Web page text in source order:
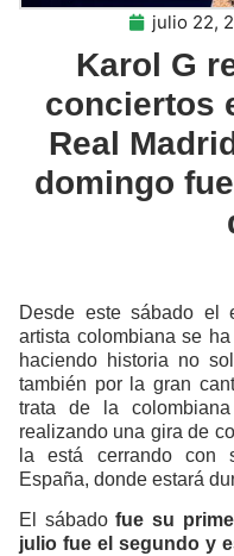
julio 22,
Karol G
conciertos
Real
domingo
Desde este sábado el
artista colombiana se
haciendo historia no
también por la gran
trata de la
realizando una gira de
la está cerrando con
España, donde estará
El sábadofue su
julio fue el segundo y